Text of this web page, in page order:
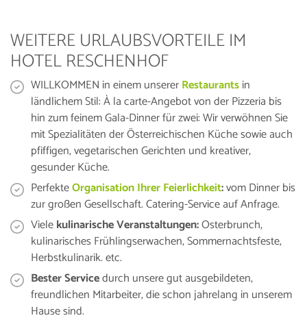
WEITERE URLAUBSVORTEILE IM
HOTEL RESCHENHOF
WILLKOMMEN in einem unsererRestaurantsin
ländlichem Stil: À la carte-Angebot von der Pizzeria bis
hin zum feinem Gala-Dinner für zwei: Wir verwöhnen Sie
mit Spezialitäten der Österreichischen Küche sowie auch
pfiffigen, vegetarischen Gerichten und kreativer,
gesunder Küche.
PerfekteOrganisation Ihrer Feierlichkeit:vom Dinner bis
zur großen Gesellschaft. Catering-Service auf Anfrage.
Vielekulinarische Veranstaltungen:Osterbrunch,
kulinarisches Frühlingserwachen, Sommernachtsfeste,
Herbstkulinarik. etc.
Bester Servicedurch unsere gut ausgebildeten,
freundlichen Mitarbeiter, die schon jahrelang in unserem
Hause sind.